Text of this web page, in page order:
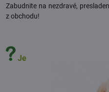
Zabudnite na nezdravé,
z obchodu!
Je